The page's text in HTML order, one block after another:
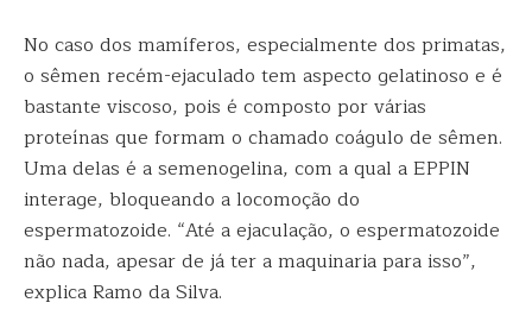
No caso dos mamíferos, especialmente dos primatas,
o sêmen recém-ejaculado tem aspecto gelatinoso e é
bastante viscoso, pois é composto por várias
proteínas que formam o chamado coágulo de sêmen.
Uma delas é a semenogelina, com a qual a EPPIN
interage, bloqueando a locomoção do
espermatozoide. “Até a ejaculação, o espermatozoide
não nada, apesar de já ter a maquinaria para isso”,
explica Ramo da Silva.